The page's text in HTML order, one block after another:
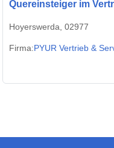
Quereinsteiger im
Hoyerswerda, 02977
Firma:PYUR Vertrieb &